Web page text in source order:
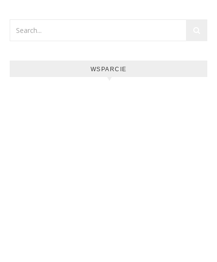
WSPARCIE